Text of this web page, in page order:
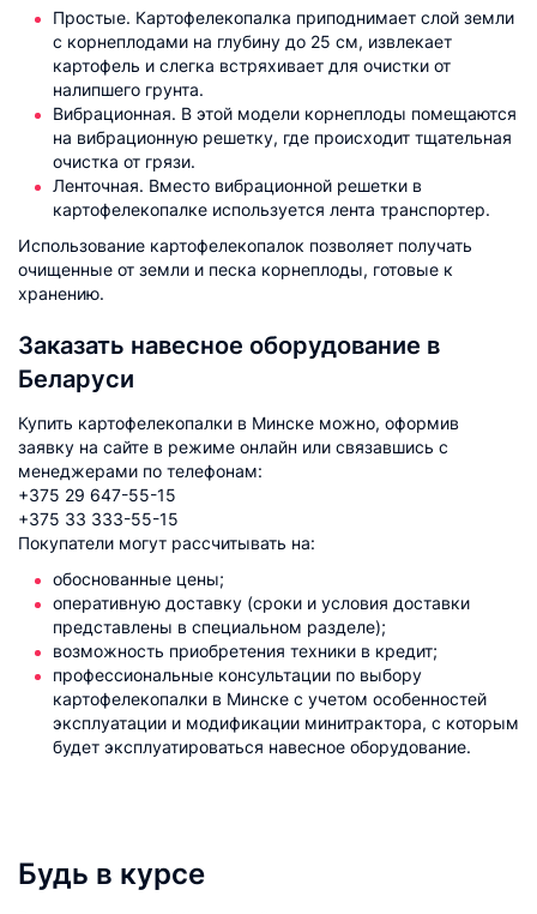
Простые. Картофелекопалка приподнимает слой земли
с корнеплодами на глубину до 25 см, извлекает
картофель и слегка встряхивает для очистки от
налипшего грунта.
Вибрационная. В этой модели корнеплоды помещаются
на вибрационную решетку, где происходит тщательная
очистка от грязи.
Ленточная. Вместо вибрационной решетки в
картофелекопалке используется лента транспортер.
Использование картофелекопалок позволяет получать
очищенные от земли и песка корнеплоды, готовые к
хранению.
Заказать навесное оборудование в
Беларуси
Купить картофелекопалки в Минске можно, оформив
заявку на сайте в режиме онлайн или связавшись с
менеджерами по телефонам:
+375 29 647-55-15
+375 33 333-55-15
Покупатели могут рассчитывать на:
обоснованные цены;
оперативную доставку (сроки и условия доставки
представлены в специальном разделе);
возможность приобретения техники в кредит;
профессиональные консультации по выбору
картофелекопалки в Минске с учетом особенностей
эксплуатации и модификации минитрактора, с которым
будет эксплуатироваться навесное оборудование.
Будь в курсе